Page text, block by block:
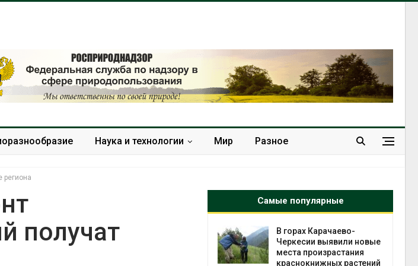
Наука и технологии Мир Разное
региона
получат
Самые популярные
Панамский канал вновь
ограничивает загрузку
В горах Карачаево-
Черкесии выявили новые
места произрастания
краснокнижных растений